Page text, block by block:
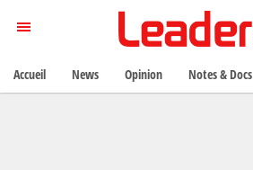
Accueil News Opinion Notes & Docs